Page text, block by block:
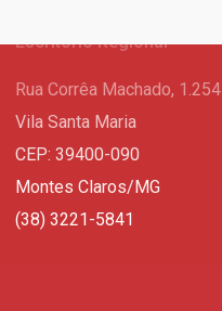
Escritório Regional
Rua Corrêa Machado, 1.254
Vila Santa Maria
CEP: 39400-090
Montes Claros/MG
(38) 3221-5841